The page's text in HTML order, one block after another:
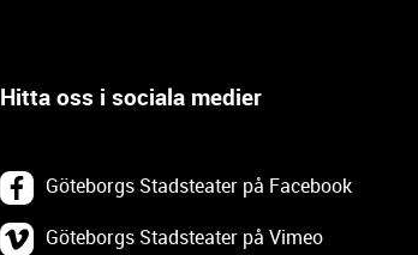
Hitta oss i sociala medier
Göteborgs Stadsteater på Facebook
Göteborgs Stadsteater på Vimeo